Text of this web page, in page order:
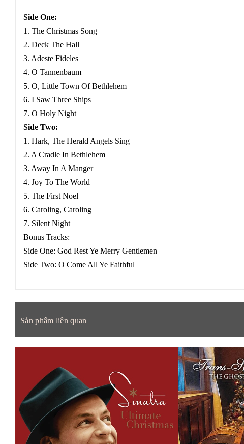
Side One:
1. The Christmas Song
2. Deck The Hall
3. Adeste Fideles
4. O Tannenbaum
5. O, Little Town Of Bethlehem
6. I Saw Three Ships
7. O Holy Night
Side Two:
1. Hark, The Herald Angels Sing
2. A Cradle In Bethlehem
3. Away In A Manger
4. Joy To The World
5. The First Noel
6. Caroling, Caroling
7. Silent Night
Bonus Tracks:
Side One: God Rest Ye Merry Gentlemen
Side Two: O Come All Ye Faithful
Sản phẩm liên quan